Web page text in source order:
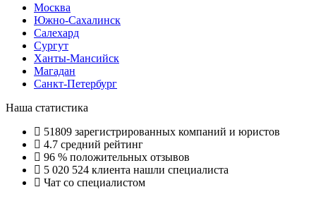
Москва
Южно-Сахалинск
Салехард
Сургут
Ханты-Мансийск
Магадан
Санкт-Петербург
Наша статистика
51809 зарегистрированных компаний и юристов
4.7 средний рейтинг
96 % положительных отзывов
5 020 524 клиента нашли специалиста
Чат со специалистом